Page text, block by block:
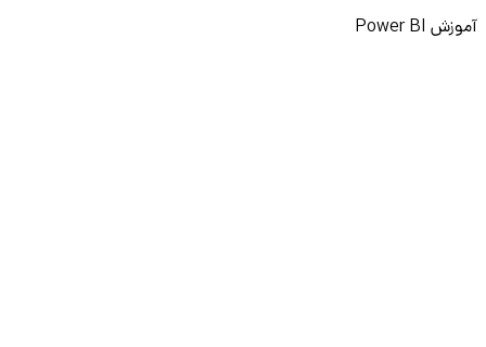
آموزش Power BI